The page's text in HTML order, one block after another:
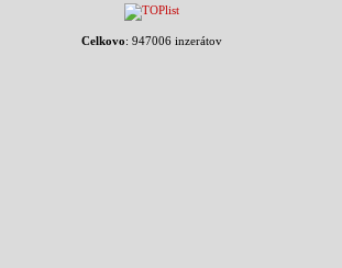
Celkovo: 947006 inzerátov